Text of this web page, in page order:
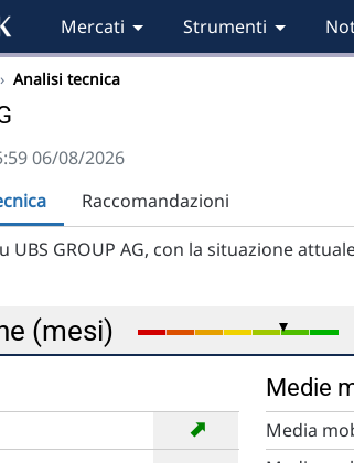
Mercati Strumenti
› Analisi tecnica
06/08/2026
Raccomandazioni
UBS GROUP AG, con la situazione
(mesi)
➡
Medie
Media